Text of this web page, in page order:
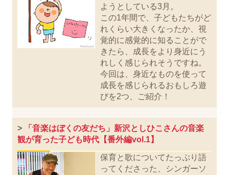
ようとしている3月。
この1年間で、子どもたちがど
れくらい大きくなったか、視
覚的に感覚的に知ることがで
きたら、成長をより身近にう
れしく感じられそうですね。
今回は、身近なものを使って
成長を感じられるおもしろ遊
びを2つ、ご紹介！
>
「音楽はぼくの友だち」新沢としひこさんの音楽
観が育った子ども時代【番外編vol.1】
保育と歌についてたっぷり語
ってくださった、シンガーソ